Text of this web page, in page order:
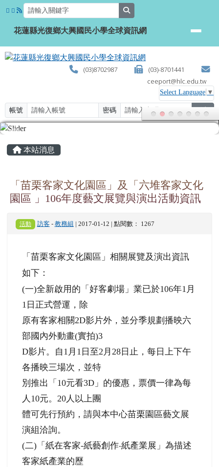
跳至主內容區
花蓮縣光復鄉大興國民小學全球資
花蓮縣光復鄉大興國民小學全球資訊網
(03)8702987
(03)-8701441
ceeport@hlc.edu.tw
Select Language ▼
帳號 密碼 登入
主內容區域
本站消息
「苗栗客家文化園區」及「六堆客家文化
園區 」106年度藝文展覽與演出活動資訊
活動 訪客 - 教務組 | 2017-01-12 | 點閱數： 1267
「苗栗客家文化園區」相關展覽及演出資訊
如下：
(一)全新啟用的「好客劇場」業已於106年1月
1日正式營運，除
原有客家相關2D影片外，並分季規劃播映六
部國內外動畫(實拍)3
D影片。自1月1日至2月28日止，每日上下午
各播映三場次，並特
別推出「10元看3D」的優惠，票價一律為每
人10元。20人以上團
體可先行預約，請與本中心苗栗園區藝文展
演組洽詢。
(二)「紙在客家-紙藝創作‧紙產業展」為描述
客家紙產業的歷
頁尾區域